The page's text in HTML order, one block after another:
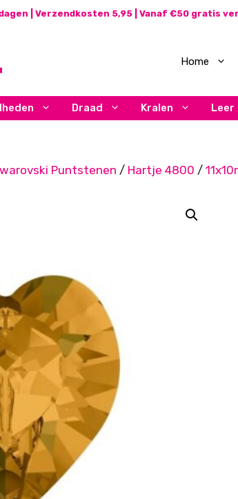
| Verzendkosten 5,95 | Vanaf €50 gratis
Home
Draad Kralen Leer
Puntstenen / Hartje 4800 /